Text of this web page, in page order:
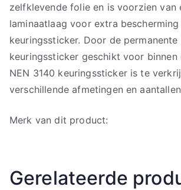
zelfklevende folie en is voorzien van
laminaatlaag voor extra
keuringssticker. Door de
keuringssticker geschikt voor binnen
NEN 3140 keuringssticker is te
verschillende afmetingen en
Merk van dit product:
Gerelateerde